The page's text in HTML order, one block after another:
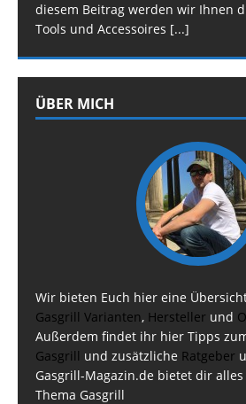
diesem Beitrag werden wir Ihnen
Tools und Accessoires [...]
ÜBER MICH
Wir bieten Euch hier eine
Gasgrill Varianten, Hersteller und
Außerdem findet ihr hier Tipps
Gasgrill und zusätzliche Ratgeber
Gasgrill-Magazin.de bietet dir
Thema Gasgrill